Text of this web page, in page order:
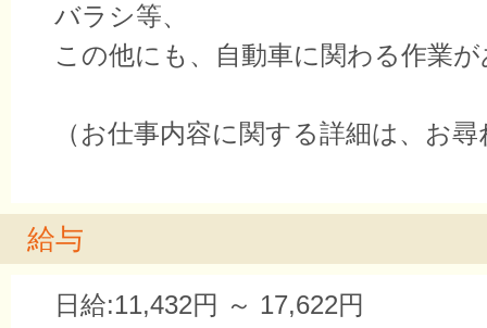
バラシ等、
この他にも、自動車に関わる作業
（お仕事内容に関する詳細は、お
給与
日給:11,432円 ～ 17,622円